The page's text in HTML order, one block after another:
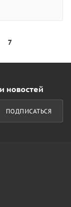
7
новостей
ПОДПИСАТЬСЯ